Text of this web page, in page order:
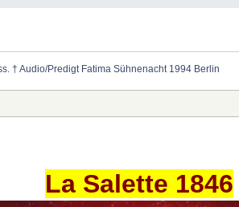
† Audio/Predigt Fatima Sühnenacht 1994 Berlin
La Salette 1846